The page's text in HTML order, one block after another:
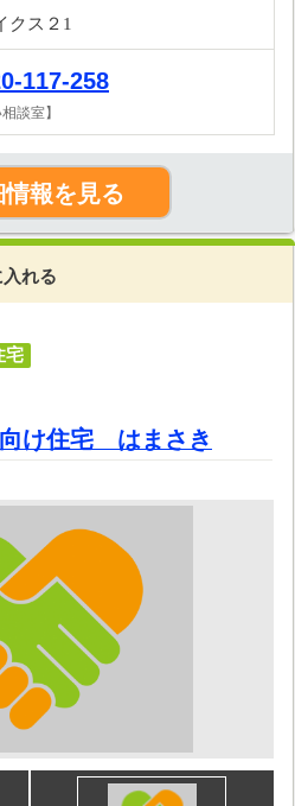
クス２1
117-258
談室】
報を見る
れる
宅
け住宅 はまさき